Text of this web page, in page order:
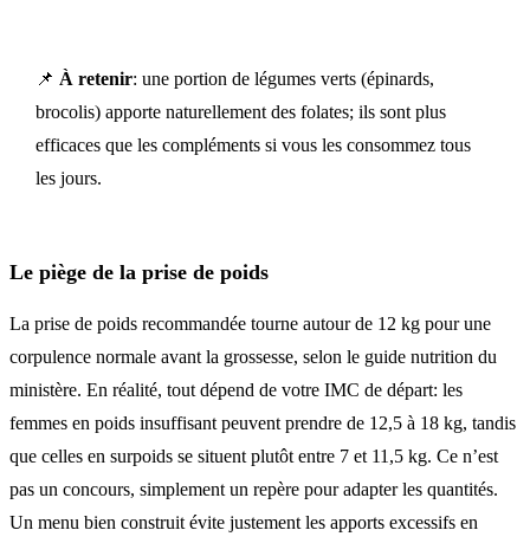
📌 À retenir: une portion de légumes verts (épinards,
brocolis) apporte naturellement des folates; ils sont plus
efficaces que les compléments si vous les consommez tous
les jours.
Le piège de la prise de poids
La prise de poids recommandée tourne autour de 12 kg pour une
corpulence normale avant la grossesse, selon le guide nutrition du
ministère. En réalité, tout dépend de votre IMC de départ: les
femmes en poids insuffisant peuvent prendre de 12,5 à 18 kg, tandis
que celles en surpoids se situent plutôt entre 7 et 11,5 kg. Ce n’est
pas un concours, simplement un repère pour adapter les quantités.
Un menu bien construit évite justement les apports excessifs en